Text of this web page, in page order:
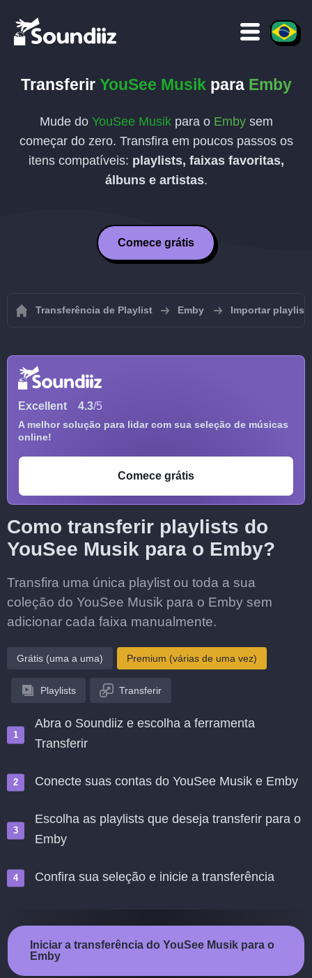
Transferir YouSee Musik para Emby
Mude do YouSee Musikpara o Embysem
começar do zero. Transfira em poucos passos os
itens compatíveis: playlists, faixas favoritas,
álbuns e artistas.
Comece grátis
Transferência de Playlist Emby Importar
Excellent 4.3/5
A melhor solução para lidar com sua seleção de músicas
online!
Comece grátis
Como transferir playlists do
YouSee Musik para o Emby?
Transfira uma única playlist ou toda a sua
coleção do YouSee Musik para o Emby sem
adicionar cada faixa manualmente.
Grátis (uma a uma) Premium (várias de uma vez)
Playlists Transferir
Abra o Soundiiz e escolha a ferramenta
Transferir
Conecte suas contas do YouSee Musik e Emby
Escolha as playlists que deseja transferir para o
Emby
Confira sua seleção e inicie a transferência
Iniciar a transferência do YouSee Musik para o
Emby